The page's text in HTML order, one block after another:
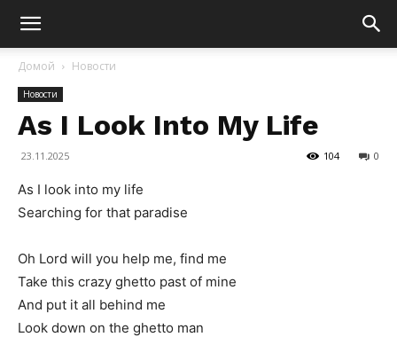
Домой Новости
Новости
As I Look Into My Life
23.11.2025 0
104
As I look into my life
Searching for that paradise
Oh Lord will you help me, find me
Take this crazy ghetto past of mine
And put it all behind me
Look down on the ghetto man